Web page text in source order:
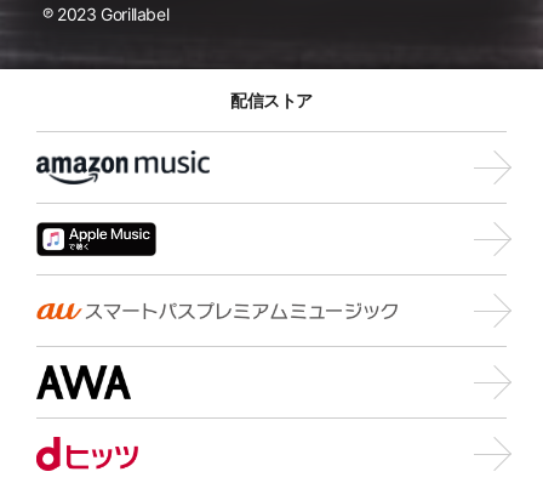
℗ 2023 Gorillabel
配信ストア